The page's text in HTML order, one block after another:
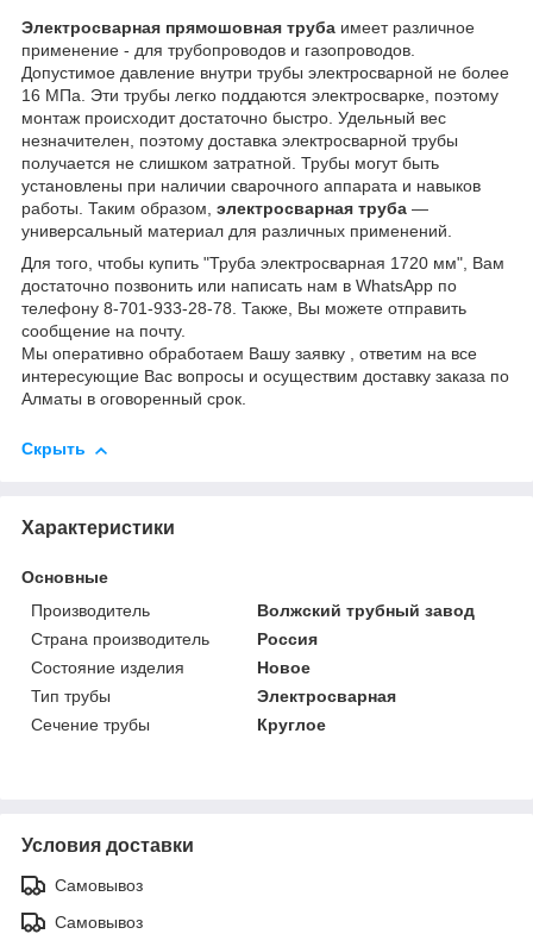
Электросварная прямошовная труба имеет различное
применение - для трубопроводов и газопроводов.
Допустимое давление внутри трубы электросварной не более
16 МПа. Эти трубы легко поддаются электросварке, поэтому
монтаж происходит достаточно быстро. Удельный вес
незначителен, поэтому доставка электросварной трубы
получается не слишком затратной. Трубы могут быть
установлены при наличии сварочного аппарата и навыков
работы. Таким образом, электросварная труба —
универсальный материал для различных применений.
Для того, чтобы купить "Труба электросварная 1720 мм", Вам
достаточно позвонить или написать нам в WhatsApp по
телефону 8-701-933-28-78. Также, Вы можете отправить
сообщение на почту.
Мы оперативно обработаем Вашу заявку , ответим на все
интересующие Вас вопросы и осуществим доставку заказа по
Алматы в оговоренный срок.
Скрыть
Характеристики
Основные
Производитель
Волжский трубный завод
Страна производитель
Россия
Состояние изделия
Новое
Тип трубы
Электросварная
Сечение трубы
Круглое
Условия доставки
Самовывоз
Самовывоз